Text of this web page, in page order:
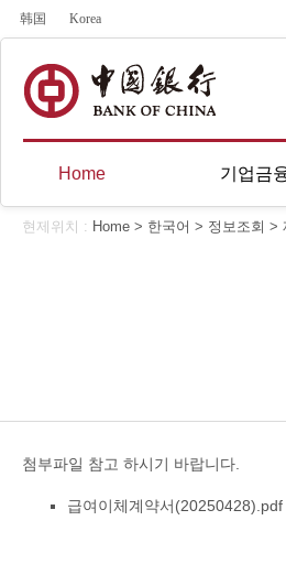
韩国 Korea
Home 기업금
현제위치 : Home > 한국어 > 정보조회 >
첨부파일 참고 하시기 바랍니다.
급여이체계약서(20250428).pdf